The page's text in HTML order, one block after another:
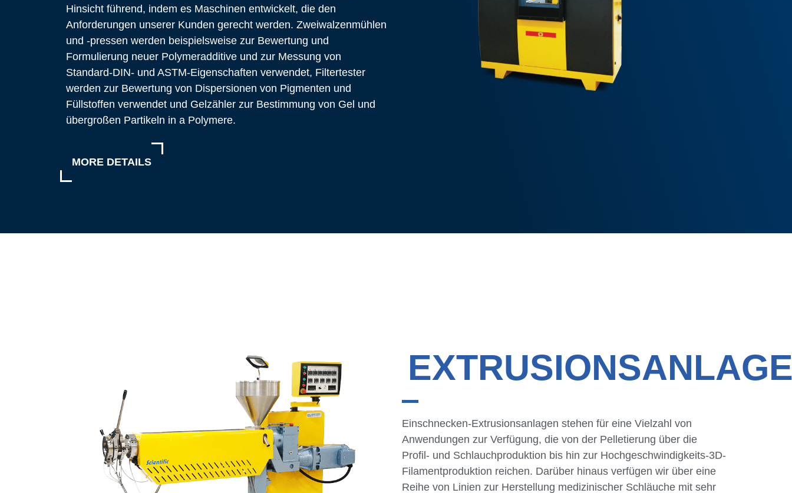
Hinsicht führend, indem es Maschinen entwickelt, die den
Anforderungen unserer Kunden gerecht werden. Zweiwalzenmühlen
und -pressen werden beispielsweise zur Bewertung und
Formulierung neuer Polymeradditive und zur Messung von
Standard-DIN- und ASTM-Eigenschaften verwendet, Filtertester
werden zur Bewertung von Dispersionen von Pigmenten und
Füllstoffen verwendet und Gelzähler zur Bestimmung von Gel und
übergroßen Partikeln in a Polymere.
MORE DETAILS
Einschnecken-Extrusionsanlagen stehen für eine Vielzahl von
Anwendungen zur Verfügung, die von der Pelletierung über die
Profil- und Schlauchproduktion bis hin zur Hochgeschwindigkeits-3D-
Filamentproduktion reichen. Darüber hinaus verfügen wir über eine
Reihe von Linien zur Herstellung medizinischer Schläuche mit sehr